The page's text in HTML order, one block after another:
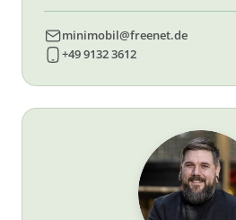
minimobil@freenet.de
+49 9132 3612